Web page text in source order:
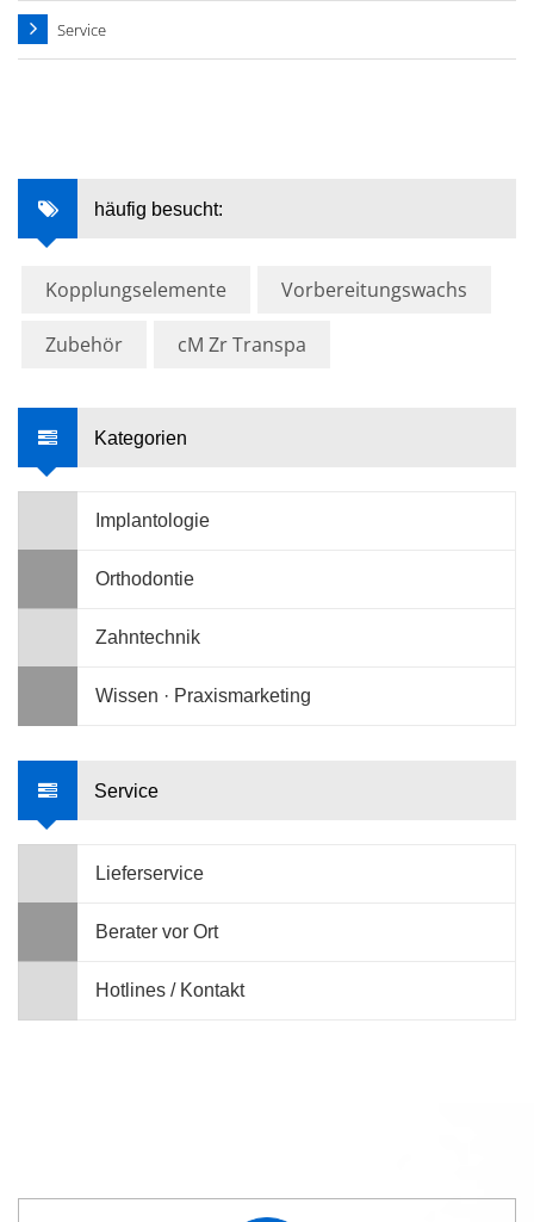
Service
häufig besucht:
Kopplungselemente Vorbereitungswachs
Zubehör cM Zr Transpa
Kategorien
Implantologie
Orthodontie
Zahntechnik
Wissen · Praxismarketing
Service
Lieferservice
Berater vor Ort
Hotlines / Kontakt